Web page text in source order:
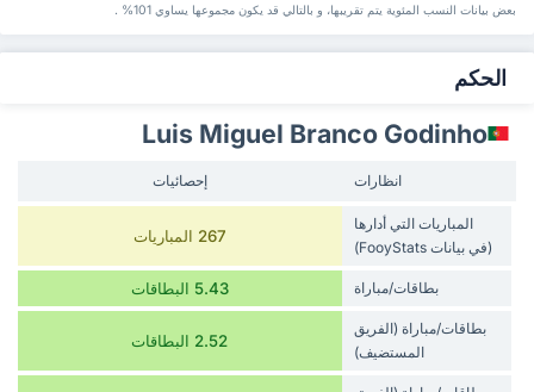
بعض بيانات ‏النسب المئوية يتم تقريبها، و بالتالي قد ‏يكون مجموعها يساوي 101% .
‏الحكم
Luis Miguel Branco Godinho
انظارات إحصائيات
المباريات التي أدارها
(في بيانات FooyStats)
267 المباريات
بطاقات/مباراة 5.43 البطاقات
بطاقات/مباراة (الفريق
المستضيف)
2.52 البطاقات